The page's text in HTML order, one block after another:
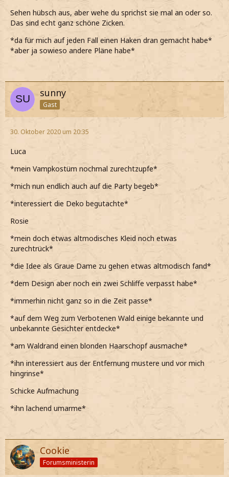
Sehen hübsch aus, aber wehe du sprichst sie mal an oder so.
Das sind echt ganz schöne Zicken.
*da für mich auf jeden Fall einen Haken dran gemacht habe*
*aber ja sowieso andere Pläne habe*
sunny
Gast
30. Oktober 2020 um 20:35
Luca
*mein Vampkostüm nochmal zurechtzupfe*
*mich nun endlich auch auf die Party begeb*
*interessiert die Deko begutachte*
Rosie
*mein doch etwas altmodisches Kleid noch etwas
zurechtrück*
*die Idee als Graue Dame zu gehen etwas altmodisch fand*
*dem Design aber noch ein zwei Schliffe verpasst habe*
*immerhin nicht ganz so in die Zeit passe*
*auf dem Weg zum Verbotenen Wald einige bekannte und
unbekannte Gesichter entdecke*
*am Waldrand einen blonden Haarschopf ausmache*
*ihn interessiert aus der Entfernung mustere und vor mich
hingrinse*
Schicke Aufmachung
*ihn lachend umarme*
Cookie
Forumsministerin